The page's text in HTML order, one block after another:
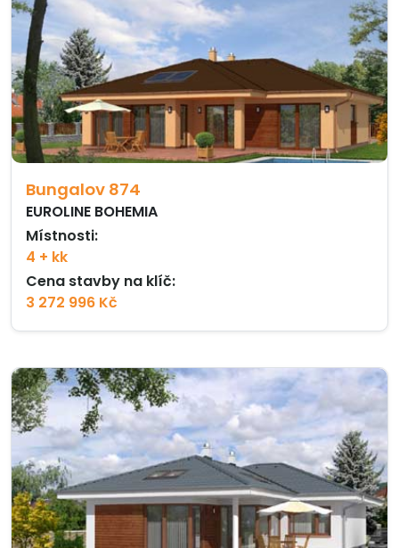
Bungalov 874
EUROLINE BOHEMIA
Místnosti:
4 + kk
Cena stavby na klíč:
3 272 996 Kč